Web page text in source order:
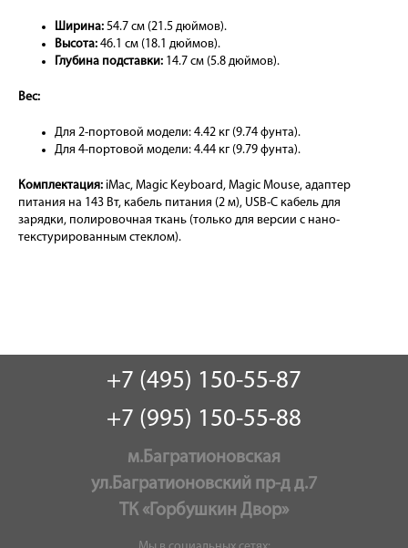
Ширина: 54.7 см (21.5 дюймов).
Высота: 46.1 см (18.1 дюймов).
Глубина подставки: 14.7 см (5.8 дюймов).
Вес:
Для 2-портовой модели: 4.42 кг (9.74 фунта).
Для 4-портовой модели: 4.44 кг (9.79 фунта).
Комплектация: iMac, Magic Keyboard, Magic Mouse, адаптер
питания на 143 Вт, кабель питания (2 м), USB-C кабель для
зарядки, полировочная ткань (только для версии с нано-
текстурированным стеклом).
+7 (495) 150-55-87
+7 (995) 150-55-88
м.Багратионовская
ул.Багратионовский пр-д д.7
ТК «Горбушкин Двор»